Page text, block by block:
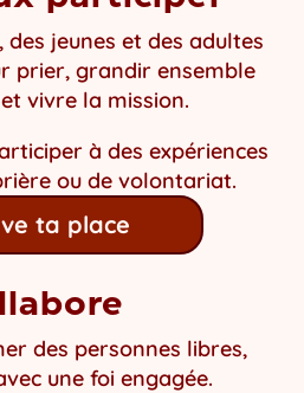
des jeunes et des adultes
prier, grandir ensemble
vivre la mission.
à des expériences
ou de volontariat.
ta place
des personnes libres,
une foi engagée.